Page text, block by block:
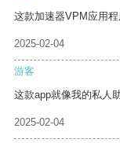
这款加速器VPM应用
2025-02-04
游客
这款app就像我的私人
2025-02-04